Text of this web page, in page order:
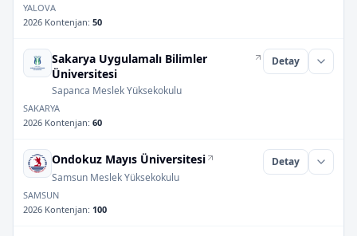
YALOVA
2026 Kontenjan: 50
Sakarya Uygulamalı Bilimler
Üniversitesi
Sapanca Meslek Yüksekokulu
Detay
SAKARYA
2026 Kontenjan: 60
Ondokuz Mayıs Üniversitesi
Samsun Meslek Yüksekokulu
Detay
SAMSUN
2026 Kontenjan: 100